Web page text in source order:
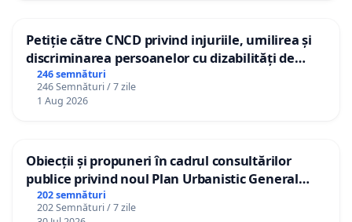
Petiție către CNCD privind injuriile, umilirea și
discriminarea persoanelor cu dizabilități de
către utilizatorul TikTok „Gorici”
246 semnături
246 Semnături / 7 zile
1 Aug 2026
Obiecții și propuneri în cadrul consultărilor
publice privind noul Plan Urbanistic General
(PUG) Ialoveni
202 semnături
202 Semnături / 7 zile